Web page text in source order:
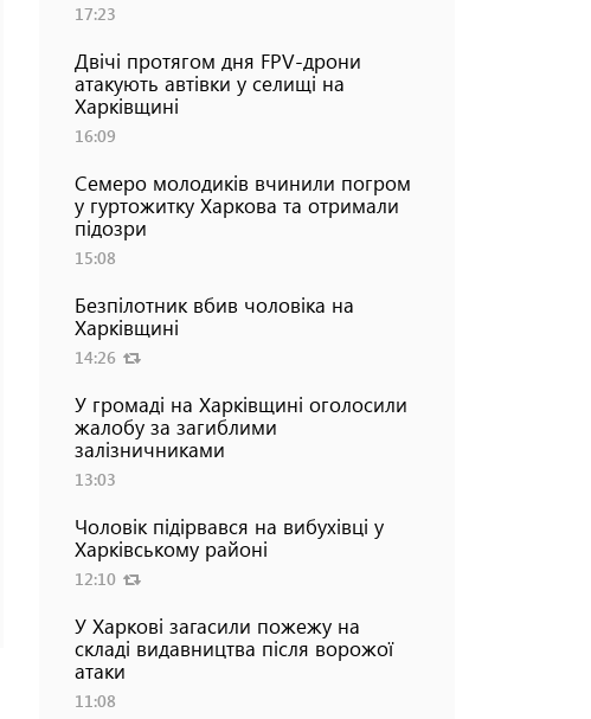
17:23
Двічі протягом дня FPV-дрони
атакують автівки у селищі на
Харківщині
16:09
Семеро молодиків вчинили погром
у гуртожитку Харкова та отримали
підозри
15:08
Безпілотник вбив чоловіка на
Харківщині
14:26
У громаді на Харківщині оголосили
жалобу за загиблими
залізничниками
13:03
Чоловік підірвався на вибухівці у
Харківському районі
12:10
У Харкові загасили пожежу на
складі видавництва після ворожої
атаки
11:08